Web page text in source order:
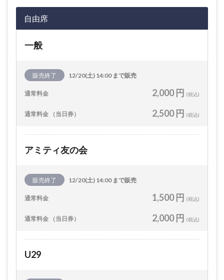
自由席
一般
販売終了 12/20(土) 14:00 まで販売
通常料金 2,000 円 (税込)
通常料金 （当日券） 2,500 円 (税込)
アミティ友の会
販売終了 12/20(土) 14:00 まで販売
通常料金 1,500 円 (税込)
通常料金 （当日券） 2,000 円 (税込)
U29